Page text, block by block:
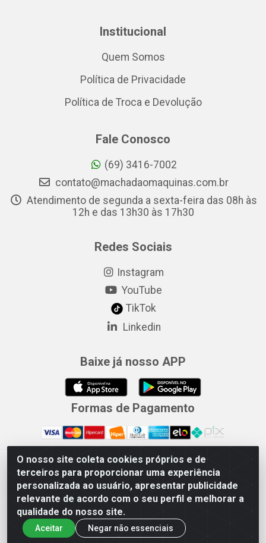
O nosso site coleta cookies próprios e de
terceiros para proporcionar uma experiência
personalizada ao usuário, apresentar publicidade
relevante de acordo com o seu perfil e melhorar a
qualidade do nosso site.
Aceitar
Negar não essenciais
Institucional
Quem Somos
Política de Privacidade
Política de Troca e Devolução
Fale Conosco
(69) 3416-7002
contato@machadaomaquinas.com.br
Atendimento de segunda a sexta-feira das 08h às
12h e das 13h30 às 17h30
Redes Sociais
Instagram
YouTube
TikTok
Linkedin
Baixe já nosso APP
Formas de Pagamento
Merconorte Distribuidora de Ferragens Ltda - Avenida Marechal
Rondon, 1571 - Centro, Ji-Paraná/RO - CEP 76.900-121 - CNPJ
10.779.165/000167